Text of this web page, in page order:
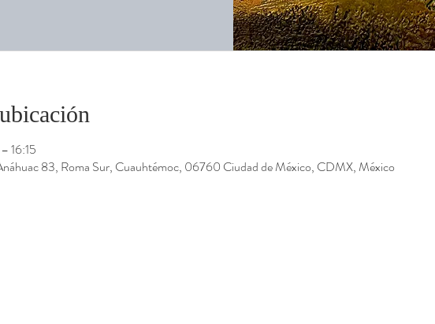
16:15
83, Roma Sur, Cuauhtémoc, 06760 Ciudad de México, CDMX, México